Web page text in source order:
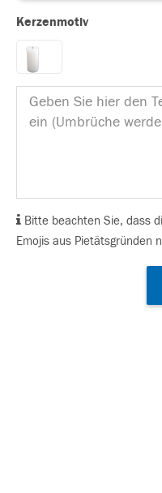
Kerzenmotiv
Bitte beachten Sie, dass
Emojis aus Pietätsgründen